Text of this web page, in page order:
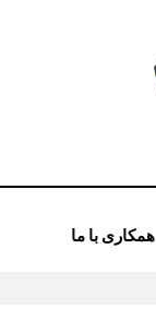
همکاری با ما